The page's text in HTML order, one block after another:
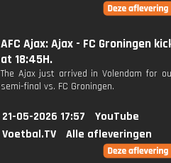
AFC Ajax: Ajax - FC Groningen
at 18:45H.
The Ajax just arrived in Volendam for
semi-final vs. FC Groningen.
21-05-2026 17:57
YouTube
Voetbal.TV
Alle afleveringen